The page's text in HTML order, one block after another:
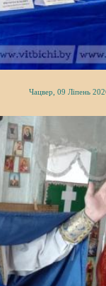
Чацвер, 09 Ліпень